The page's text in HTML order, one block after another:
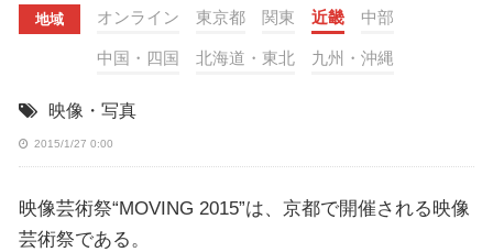
地域 オンライン 東京都 関東 近畿 中部
中国・四国 北海道・東北 九州・沖縄
映像・写真
2015/1/27 0:00
映像芸術祭“MOVING 2015”は、京都で開催される映像
芸術祭である。